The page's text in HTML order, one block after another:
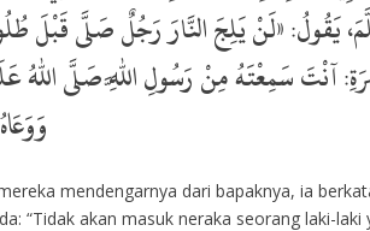
يَقُولُ: «لَنْ يَلِجَ النَّارَ رَجُلٌ صَلَّى قَبْلَ
آنْتَ سَمِعْتَهُ مِنْ رَسُولِ اللَّهِ صَلَّى اللهُ
mendengarnya dari bapaknya, ia
“Tidak akan masuk neraka seorang laki-laki